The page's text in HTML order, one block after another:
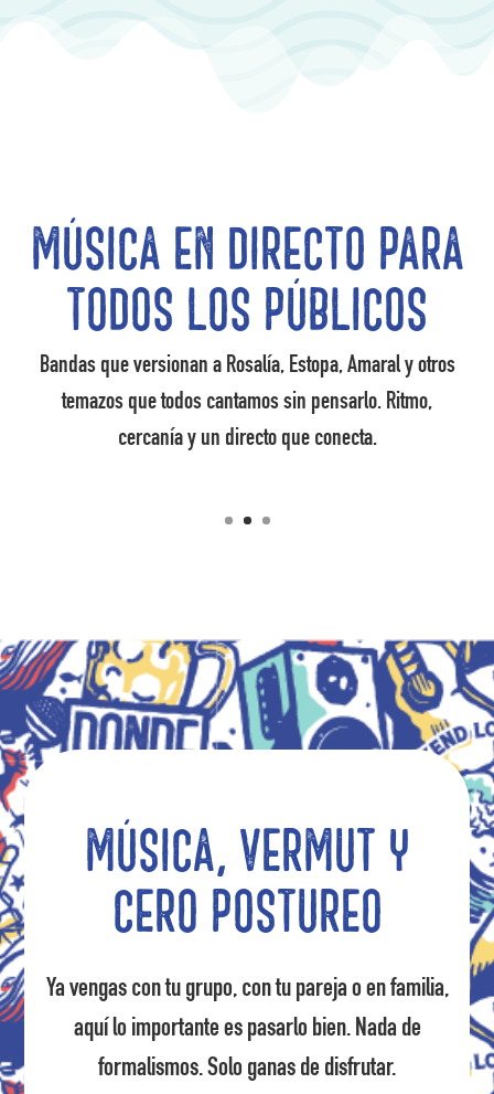
Música en directo para
todos los públicos
Bandas que versionan a Rosalía, Estopa, Amaral y otros
temazos que todos cantamos sin pensarlo. Ritmo,
cercanía y un directo que conecta.
Música, vermut y
cero postureo
Ya vengas con tu grupo, con tu pareja o en familia,
aquí lo importante es pasarlo bien. Nada de
formalismos. Solo ganas de disfrutar.